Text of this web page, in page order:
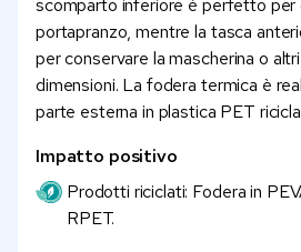
scomparto inferiore è perfetto per
portapranzo, mentre la tasca
per conservare la mascherina o
dimensioni. La fodera termica è
parte esterna in plastica PET
Impatto positivo
Prodotti riciclati: Fodera in
RPET.